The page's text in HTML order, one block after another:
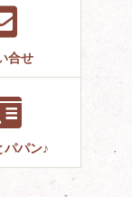
合せ
パパン♪